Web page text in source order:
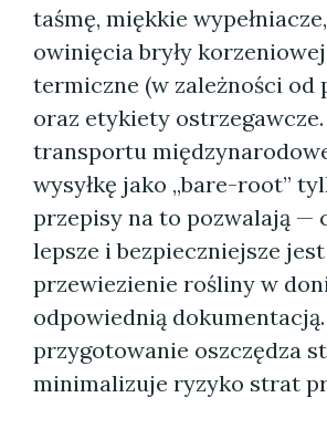
taśmę, miękkie
owinięcia bryły
termiczne (w zależności od
oraz etykiety
transportu
wysyłkę jako „bare-root”
przepisy na to pozwalają —
lepsze i bezpieczniejsze jest
przewiezienie rośliny w
odpowiednią
przygotowanie oszczędza
minimalizuje ryzyko strat